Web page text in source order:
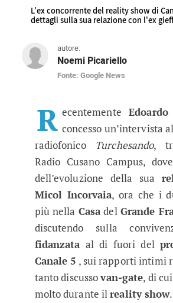
L'ex concorrente del reality show di
dettagli sulla sua relazione con l'ex
autore:
Noemi Picariello
Fonte: Google News
GF Vip 7, Edoardo
R ecentemente
concesso un’intervista
radiofonico Turchesando,
Radio Cusano Campus,
dell’evoluzione della sua
Micol Incorvaia, ora che i
più nella Casadel Grande
discutendo sulla
fidanzataal di fuori del
Canale 5 , sui rapporti intimi
tanto discussovan-gate, di
molto durante ilreality show.